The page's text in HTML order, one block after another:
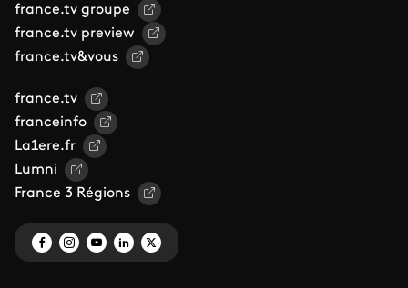
france.tv groupe
france.tv preview
france.tv&vous
france.tv
franceinfo
La1ere.fr
Lumni
France 3 Régions